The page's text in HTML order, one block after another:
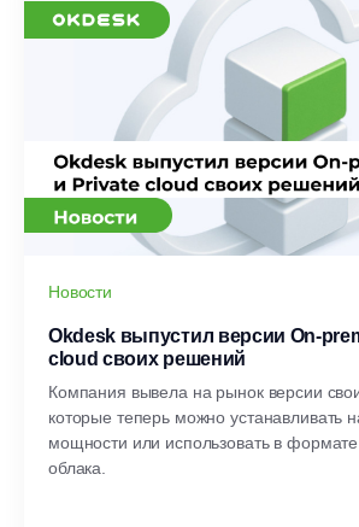
Новости
Okdesk выпустил версии On-
cloud своих решений
Компания вывела на рынок версии
которые теперь можно устанавливать
мощности или использовать в формате
облака.